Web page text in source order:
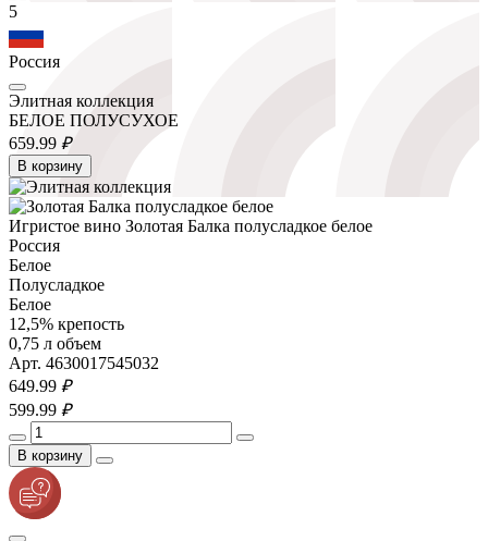
5
Россия
Элитная коллекция
БЕЛОЕ ПОЛУСУХОЕ
659.99 ₽
В корзину
Игристое вино Золотая Балка полусладкое белое
Россия
Белое
Полусладкое
Белое
12,5% крепость
0,75 л объем
Арт. 4630017545032
649.99 ₽
599.99 ₽
В корзину